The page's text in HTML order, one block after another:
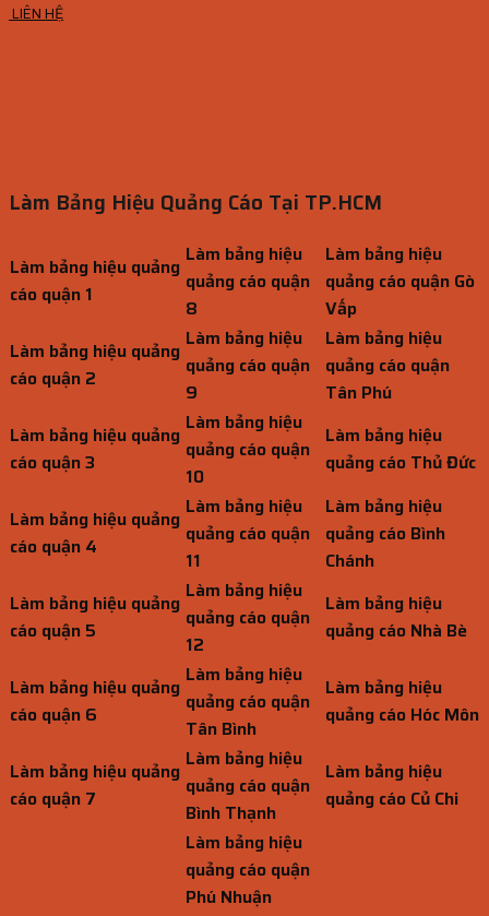
LIÊN HỆ
Làm Bảng Hiệu Quảng Cáo Tại TP.HCM
Làm bảng hiệu quảng
cáo quận 1
Làm bảng hiệu
quảng cáo quận
8
Làm bảng hiệu
quảng cáo quận Gò
Vấp
Làm bảng hiệu quảng
cáo quận 2
Làm bảng hiệu
quảng cáo quận
9
Làm bảng hiệu
quảng cáo quận
Tân Phú
Làm bảng hiệu quảng
cáo quận 3
Làm bảng hiệu
quảng cáo quận
10
Làm bảng hiệu
quảng cáo Thủ Đức
Làm bảng hiệu quảng
cáo quận 4
Làm bảng hiệu
quảng cáo quận
11
Làm bảng hiệu
quảng cáo Bình
Chánh
Làm bảng hiệu quảng
cáo quận 5
Làm bảng hiệu
quảng cáo quận
12
Làm bảng hiệu
quảng cáo Nhà Bè
Làm bảng hiệu quảng
cáo quận 6
Làm bảng hiệu
quảng cáo quận
Tân Bình
Làm bảng hiệu
quảng cáo Hóc Môn
Làm bảng hiệu quảng
cáo quận 7
Làm bảng hiệu
quảng cáo quận
Bình Thạnh
Làm bảng hiệu
quảng cáo Củ Chi
Làm bảng hiệu
quảng cáo quận
Phú Nhuận